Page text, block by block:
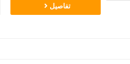
تفاصيل